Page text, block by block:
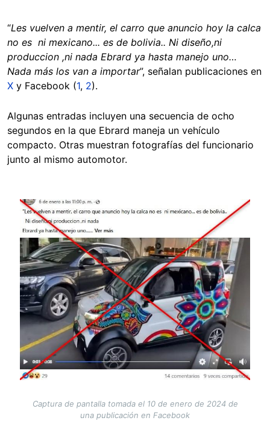
“Les vuelven a mentir, el carro que anuncio hoy la calca
no es ni mexicano... es de bolivia.. Ni diseño,ni
produccion ,ni nada Ebrard ya hasta manejo uno…
Nada más los van a importar”, señalan publicaciones en
X y Facebook (1, 2).
Algunas entradas incluyen una secuencia de ocho
segundos en la que Ebrard maneja un vehículo
compacto. Otras muestran fotografías del funcionario
junto al mismo automotor.
Image
Captura de pantalla tomada el 10 de enero de 2024 de
una publicación en Facebook